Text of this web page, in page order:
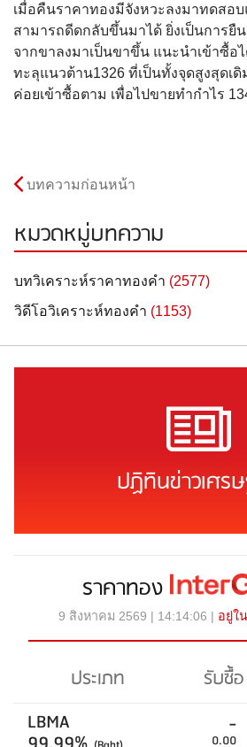
เมื่อคืนราคาทองมีจังหวะลงมาทดสอ
สามารถดีดกลับขึ้นมาได้ ยิ่งเป็นการยื
จากขาลงมาเป็นขาขึ้น แนะนำเข้าซื้อ
ทะลุแนวต้าน1326 ที่เป็นทั้งจุดสูงสุดเดิ
ค่อยเข้าซื้อตาม เพื่อไปขายทำกำไร
บทความก่อนหน้า
หมวดหมู่บทความ
บทวิเคราะห์ราคาทองคำ (2577)
วิดีโอวิเคราะห์ทองคำ (1153)
ปฏิทินข่าวเศร
ราคาทอง
9 สิงหาคม 2569 | 14:14:06 | อยู่ใ
ประเภท รับซื้อ
LBMA
-
0.00